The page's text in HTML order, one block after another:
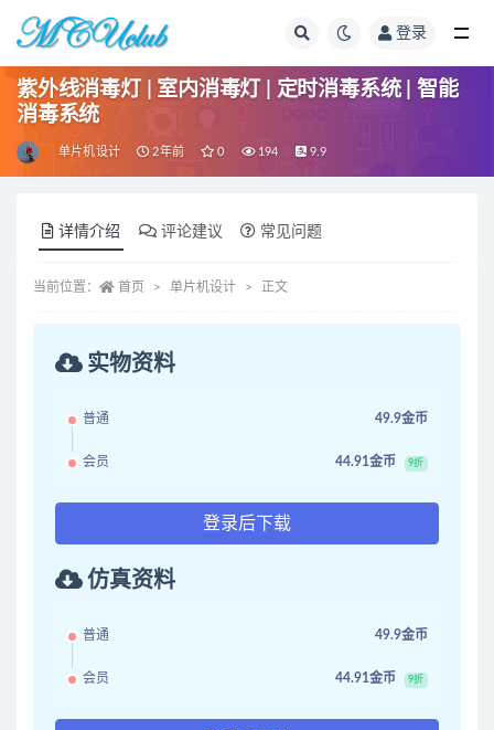
登录
紫外线消毒灯 | 室内消毒灯 | 定时消毒系统 | 智能
消毒系统
单片机设计 2年前 0 194 9.9
详情介绍 评论建议 常见问题
当前位置： 首页 单片机设计 正文
实物资料
普通 49.9金币
会员 44.91金币 9折
登录后下载
仿真资料
普通 49.9金币
会员 44.91金币 9折